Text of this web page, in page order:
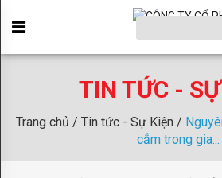
TIN TỨC -
Trang chủ / Tin tức - Sự Kiện /
cắm trong gia...